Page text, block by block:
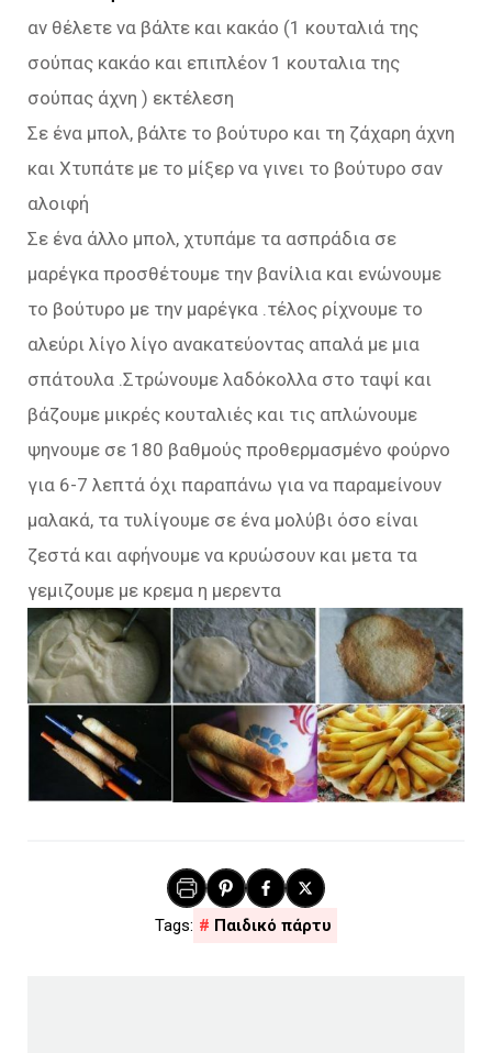
αν θέλετε να βάλτε και κακάο (1 κουταλιά της
σούπας κακάο και επιπλέον 1 κουταλια της
σούπας άχνη ) εκτέλεση
Σε ένα μπολ, βάλτε το βούτυρο και τη ζάχαρη άχνη
και Χτυπάτε με το μίξερ να γινει το βούτυρο σαν
αλοιφή
Σε ένα άλλο μπολ, χτυπάμε τα ασπράδια σε
μαρέγκα προσθέτουμε την βανίλια και ενώνουμε
το βούτυρο με την μαρέγκα .τέλος ρίχνουμε το
αλεύρι λίγο λίγο ανακατεύοντας απαλά με μια
σπάτουλα .Στρώνουμε λαδόκολλα στο ταψί και
βάζουμε μικρές κουταλιές και τις απλώνουμε
ψηνουμε σε 180 βαθμούς προθερμασμένο φούρνο
για 6-7 λεπτά όχι παραπάνω για να παραμείνουν
μαλακά, τα τυλίγουμε σε ένα μολύβι όσο είναι
ζεστά και αφήνουμε να κρυώσουν και μετα τα
γεμιζουμε με κρεμα η μερεντα
Παιδικό πάρτυ